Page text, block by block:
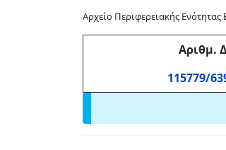
Αρχείο Περιφερειακής Ενότητας
Αριθμ.
115779/